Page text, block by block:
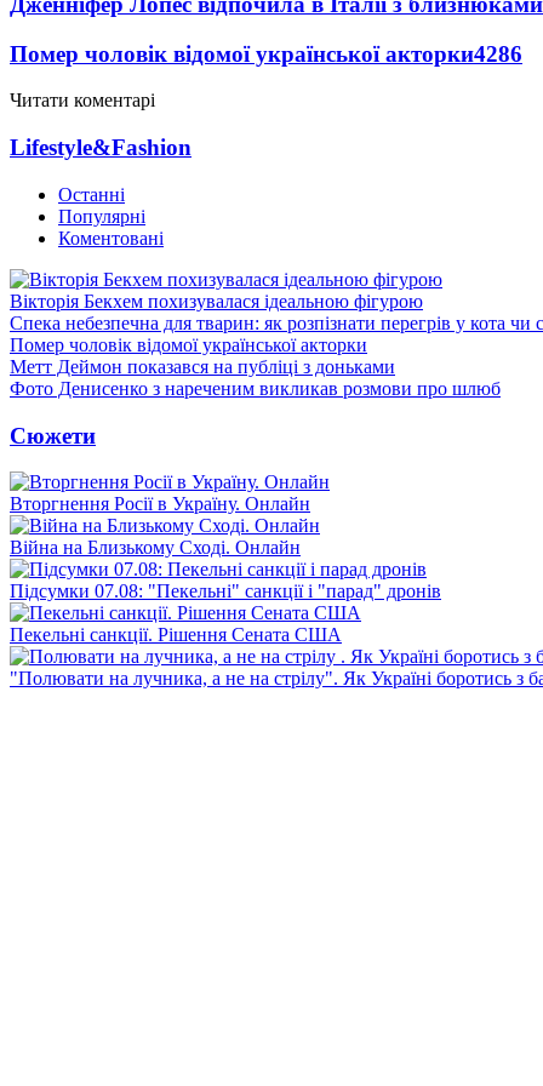
Помер чоловік відомої української акторки4286
Читати коментарі
Lifestyle&Fashion
Останні
Популярні
Коментовані
Вікторія Бекхем похизувалася ідеальною фігурою
Спека небезпечна для тварин: як розпізнати перегрів у кота чи
Помер чоловік відомої української акторки
Метт Деймон показався на публіці з доньками
Фото Денисенко з нареченим викликав розмови про шлюб
Сюжети
Вторгнення Росії в Україну. Онлайн
Війна на Близькому Сході. Онлайн
Підсумки 07.08: "Пекельні" санкції і "парад" дронів
Пекельні санкції. Рішення Сената США
"Полювати на лучника, а не на стрілу". Як Україні боротись з